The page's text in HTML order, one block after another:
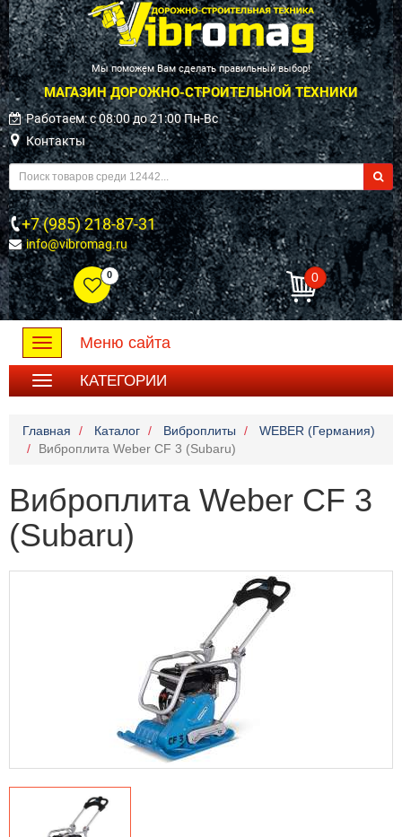
Мы поможем Вам сделать правильный выбор!
МАГАЗИН ДОРОЖНО-СТРОИТЕЛЬНОЙ ТЕХНИКИ
Работаем: c 08:00 до 21:00 Пн-Вс
Контакты
+7 (985) 218-87-31
info@vibromag.ru
0 0
Toggle
navigation
Меню сайта
КАТЕГОРИИ
Главная Каталог Виброплиты
WEBER (Германия)
Виброплита Weber CF 3 (Subaru)
Виброплита Weber CF 3
(Subaru)